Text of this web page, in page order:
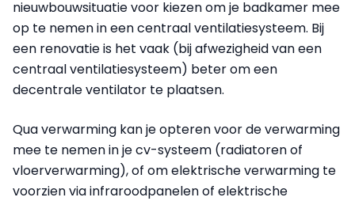
nieuwbouwsituatie voor kiezen om je badkamer mee
op te nemen in een centraal ventilatiesysteem. Bij
een renovatie is het vaak (bij afwezigheid van een
centraal ventilatiesysteem) beter om een
decentrale ventilator te plaatsen.
Qua verwarming kan je opteren voor de verwarming
mee te nemen in je cv-systeem (radiatoren of
vloerverwarming), of om elektrische verwarming te
voorzien via infraroodpanelen of elektrische